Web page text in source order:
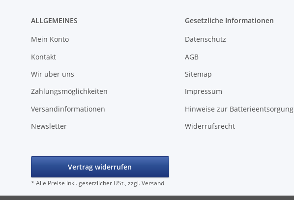
ALLGEMEINES
Mein Konto
Kontakt
Wir über uns
Zahlungsmöglichkeiten
Versandinformationen
Newsletter
Gesetzliche Informationen
Datenschutz
AGB
Sitemap
Impressum
Hinweise zur Batterieentsorgung
Widerrufsrecht
Vertrag widerrufen
* Alle Preise inkl. gesetzlicher USt., zzgl.Versand